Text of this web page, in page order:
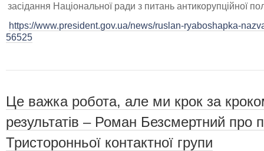
засідання Національної ради з питань антикорупційної
https://www.president.gov.ua/news/ruslan-ryaboshapka-
56525
Це важка робота, але ми крок за
результатів – Роман Безсмертний про
Тристоронньої контактної групи